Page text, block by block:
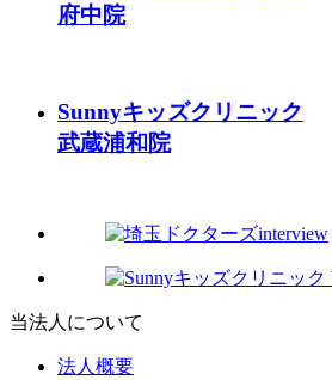
府中院
Sunnyキッズクリニック
武蔵浦和院
当法人について
法人概要